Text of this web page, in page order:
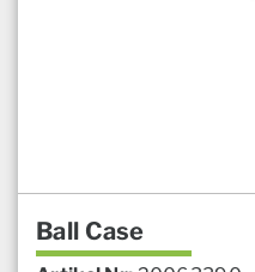
Ball Case